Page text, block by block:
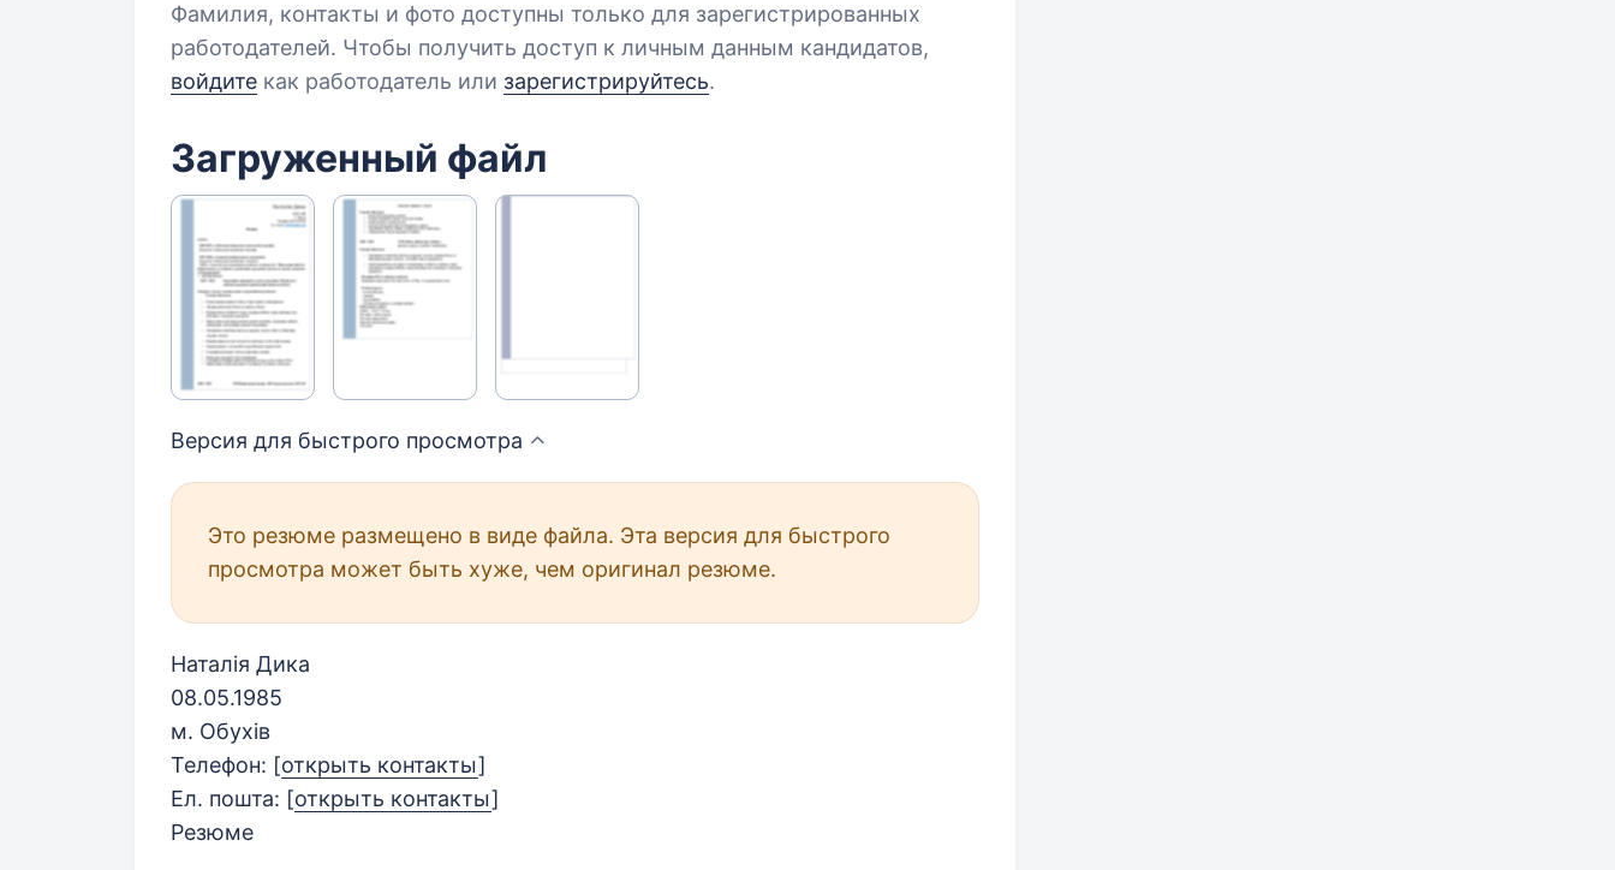
Фамилия, контакты и фото доступны только для зарегистрированных
работодателей. Чтобы получить доступ к личным данным кандидатов,
войдите как работодатель или зарегистрируйтесь.
Загруженный файл
Версия для быстрого просмотра
Это резюме размещено в виде файла. Эта версия для быстрого
просмотра может быть хуже, чем оригинал резюме.
Наталія Дика
08.05.1985
м. Обухів
Телефон: [открыть контакты]
Ел. пошта: [открыть контакты]
Резюме